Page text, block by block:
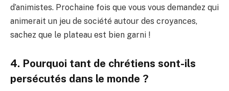
d’animistes. Prochaine fois que vous vous demandez qui
animerait un jeu de société autour des croyances,
sachez que le plateau est bien garni !
4. Pourquoi tant de chrétiens sont-ils
persécutés dans le monde ?